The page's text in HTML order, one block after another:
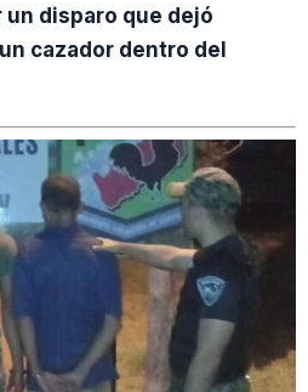
disparo que dejó
cazador dentro del